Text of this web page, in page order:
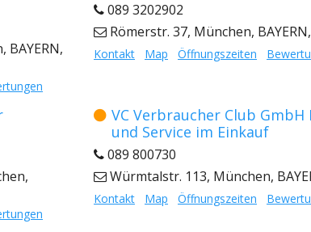
BAYERN,
089 3202902
Römerstr. 37, München,
Kontakt Map Öffnungszeiten
VC Verbraucher Club
und Service im Einkauf
089 800730
Würmtalstr. 113, München,
Kontakt Map Öffnungszeiten